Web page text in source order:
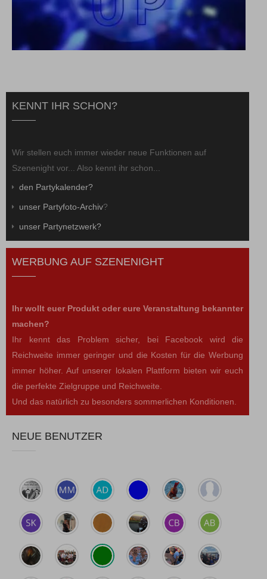
KENNT IHR SCHON?
Wir stellen euch immer wieder neue Funktionen auf
Szenenight vor... Also kennt ihr schon...
den Partykalender?
unser Partyfoto-Archiv?
unser Partynetzwerk?
WERBUNG AUF SZENENIGHT
Ihr wollt euer Produkt oder eure Veranstaltung bekannter
machen?
Ihr kennt das Problem sicher, bei Facebook wird die
Reichweite immer geringer und die Kosten für die Werbung
immer höher. Auf unserer lokalen Plattform bieten wir euch
die perfekte Zielgruppe und Reichweite.
Und das natürlich zu besonders sommerlichen Konditionen.
NEUE BENUTZER